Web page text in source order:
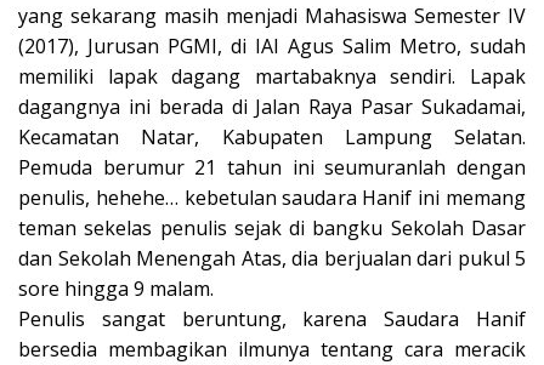
yang sekarang masih menjadi Mahasiswa Semester IV
(2017), Jurusan PGMI, di IAI Agus Salim Metro, sudah
memiliki lapak dagang martabaknya sendiri. Lapak
dagangnya ini berada di Jalan Raya Pasar Sukadamai,
Kecamatan Natar, Kabupaten Lampung Selatan.
Pemuda berumur 21 tahun ini seumuranlah dengan
penulis, hehehe… kebetulan saudara Hanif ini memang
teman sekelas penulis sejak di bangku Sekolah Dasar
dan Sekolah Menengah Atas, dia berjualan dari pukul 5
sore hingga 9 malam.
Penulis sangat beruntung, karena Saudara Hanif
bersedia membagikan ilmunya tentang cara meracik